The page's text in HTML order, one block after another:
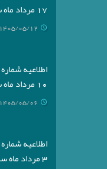
17 مرداد ماه سال 1405
1405/05/12
10 مرداد ماه سال 1405
1405/05/06
3 مرداد ماه سال 1405